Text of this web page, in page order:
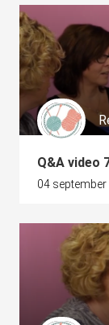
Q&A video
04